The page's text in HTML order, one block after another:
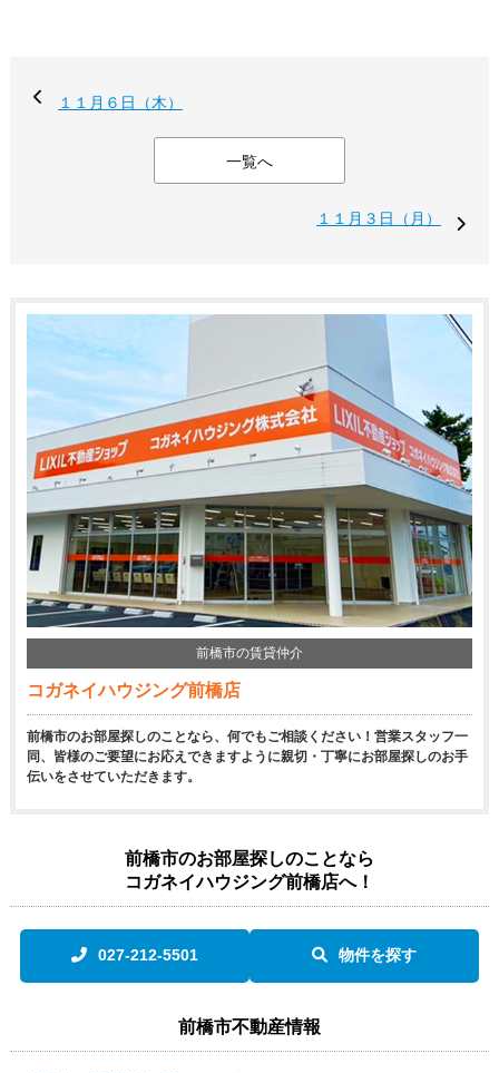
１１月６日（木）
一覧へ
１１月３日（月）
前橋市の賃貸仲介
コガネイハウジング前橋店
前橋市のお部屋探しのことなら、何でもご相談ください！営業スタッフ一
同、皆様のご要望にお応えできますように親切・丁寧にお部屋探しのお手
伝いをさせていただきます。
前橋市のお部屋探しのことなら
コガネイハウジング前橋店へ！
027-212-5501 物件を探す
前橋市不動産情報